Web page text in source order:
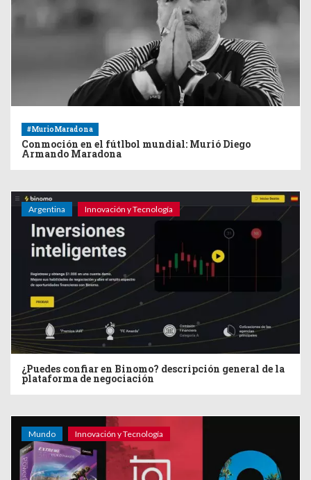
#MurioMaradona
Conmoción en el fútlbol mundial: Murió Diego
Armando Maradona
Argentina Innovación y Tecnología
¿Puedes confiar en Binomo? descripción general de la
plataforma de negociación
Mundo Innovación y Tecnología